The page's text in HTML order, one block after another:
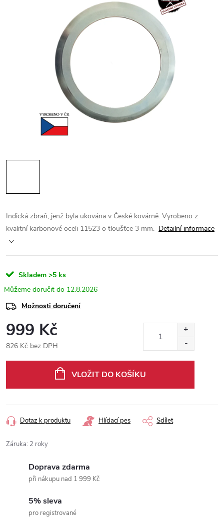
Indická zbraň, jenž byla ukována v České kovárně. Vyrobeno z
kvalitní karbonové oceli 11523 o tloušťce 3 mm. Detailní informace
Skladem >5 ks
12.8.2026
Možnosti doručení
999 Kč
826 Kč bez DPH
VLOŽIT DO KOŠÍKU
Dotaz k produktu Hlídací pes Sdílet
Záruka: 2 roky
Doprava zdarma
při nákupu nad 1 999 Kč
5% sleva
pro registrované